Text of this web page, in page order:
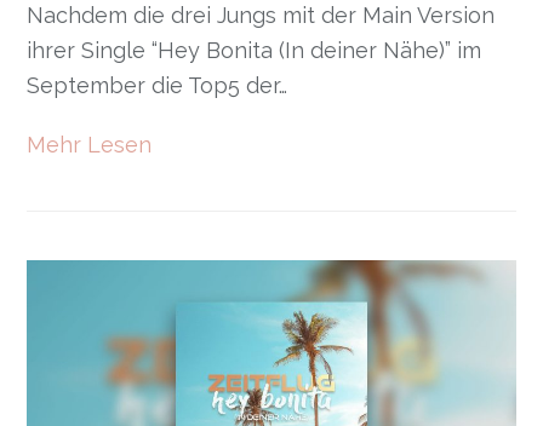
Nachdem die drei Jungs mit der Main Version
ihrer Single “Hey Bonita (In deiner Nähe)” im
September die Top5 der…
Mehr Lesen